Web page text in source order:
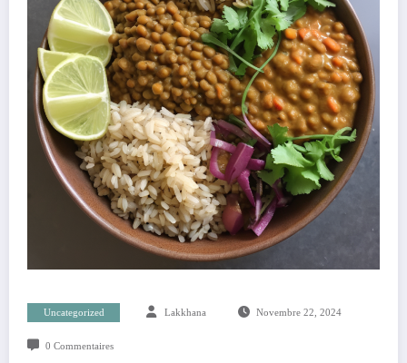
Uncategorized Lakkhana Novembre 22, 2024
0 Commentaires